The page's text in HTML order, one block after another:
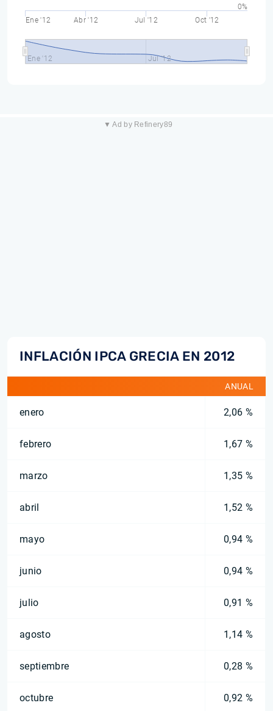
Ene '12 Abr '12 Jul '12 Oct '12
Ene '12 Jul '12
0%
▼ Ad by Refinery89
INFLACIÓN IPCA GRECIA EN 2012
ANUAL
enero 2,06 %
febrero 1,67 %
marzo 1,35 %
abril 1,52 %
mayo 0,94 %
junio 0,94 %
julio 0,91 %
agosto 1,14 %
septiembre 0,28 %
octubre 0,92 %